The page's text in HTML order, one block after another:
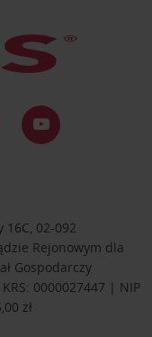
02-092
Rejonowym dla
Gospodarczy
0000027447 | NIP
zł